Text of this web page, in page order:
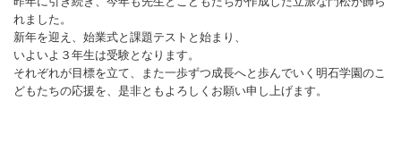
れました。
新年を迎え、始業式と課題テストと始まり、
いよいよ３年生は受験となります。
それぞれが目標を立て、また一歩ずつ成長へと歩んでいく明石学園のこ
どもたちの応援を、是非ともよろしくお願い申し上げます。